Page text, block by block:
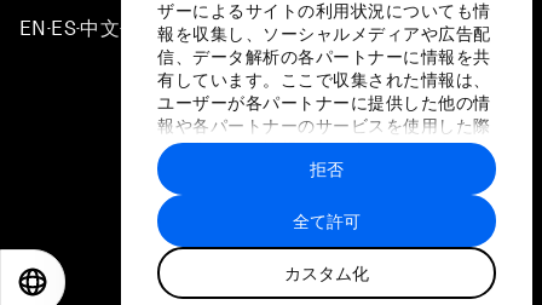
ザーによるサイトの利用状況についても情
報を収集し、ソーシャルメディアや広告配
信、データ解析の各パートナーに情報を共
有しています。ここで収集された情報は、
ユーザーが各パートナーに提供した他の情
報や各パートナーのサービスを使用した際
に収集された情報と組み合わされ、各パー
トナーによって使用されることがありま
す。
全て許可
カスタム化
拒否
EN ▪ES▪中文▪ 日本語
プライバシーポリシーと利用規約
サイトマップ
©
世界経済フォーラム